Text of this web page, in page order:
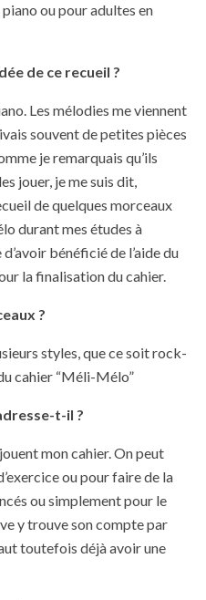
ou pour adultes en
de ce recueil ?
Les mélodies me viennent
souvent de petites pièces
je remarquais qu’ils
jouer, je me suis dit,
de quelques morceaux
durant mes études à
bénéficié de l’aide du
la finalisation du cahier.
?
styles, que ce soit rock-
cahier “Méli-Mélo”
t-il ?
mon cahier. On peut
ou pour faire de la
ou simplement pour le
y trouve son compte par
toutefois déjà avoir une